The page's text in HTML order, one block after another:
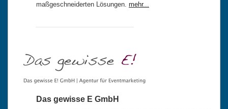
maßgeschneiderten Lösungen. mehr...
Das gewisse E GmbH